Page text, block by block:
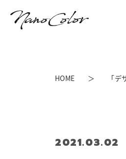
2021.03.02
HOME 「